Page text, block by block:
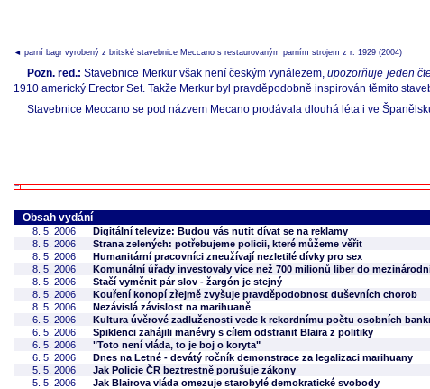
◄ parní bagr vyrobený z britské stavebnice Meccano s restaurovaným parním strojem z r. 1929 (2004)
Pozn. red.: Stavebnice Merkur však není českým vynálezem,upozorňuje jeden
1910 americký Erector Set. Takže Merkur byl pravděpodobně inspirován těmito
Stavebnice Meccano se pod názvem Mecano prodávala dlouhá léta i ve
Obsah vydání
8. 5. 2006
Digitální televize: Budou vás nutit dívat se na reklamy
8. 5. 2006
Strana zelených: potřebujeme policii, které můžeme věřit
8. 5. 2006
Humanitární pracovníci zneužívají nezletilé dívky pro sex
8. 5. 2006
Komunální úřady investovaly více než 700 milionů liber do
8. 5. 2006
Stačí vyměnit pár slov - žargón je stejný
8. 5. 2006
Kouření konopí zřejmě zvyšuje pravděpodobnost duševních chorob
8. 5. 2006
Nezávislá závislost na marihuaně
6. 5. 2006
Kultura úvěrové zadluženosti vede k rekordnímu počtu osobních
6. 5. 2006
Spiklenci zahájili manévry s cílem odstranit Blaira z politiky
6. 5. 2006
"Toto není vláda, to je boj o koryta"
6. 5. 2006
Dnes na Letné - devátý ročník demonstrace za legalizaci marihuany
5. 5. 2006
Jak Policie ČR beztrestně porušuje zákony
5. 5. 2006
Jak Blairova vláda omezuje starobylé demokratické svobody